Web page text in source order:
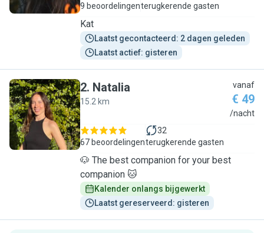
9 beoordelingenterugkerende gasten
Kat
Laatst gecontacteerd: 2 dagen geleden
Laatst actief: gisteren
N
2. Natalia
15.2 km
vanaf
€ 49
/nacht
67 beoordelingen
32
terugkerende gasten
🐶 The best companion for your best
companion 🐱
Kalender onlangs bijgewerkt
Laatst gereserveerd: gisteren